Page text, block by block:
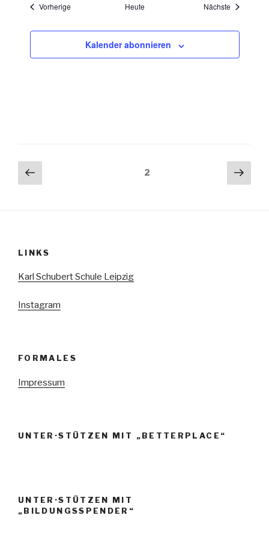
VorherigeVeranstaltungen Heute Nächste
Kalender abonnieren
Seitennummerierung
der
Vorherige
Seite
2
LINKS
Karl Schubert Schule Leipzig
Instagram
FORMALES
Impressum
UNTER·STÜTZEN MIT „BETTERPLACE“
UNTER·STÜTZEN MIT
„BILDUNGSSPENDER“